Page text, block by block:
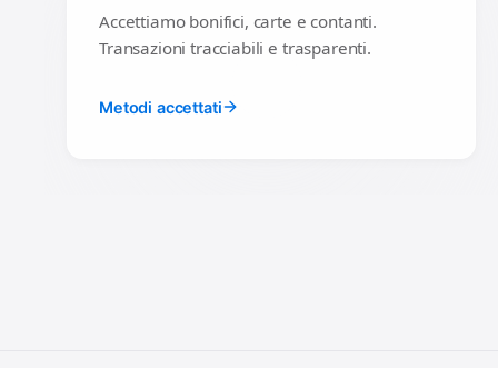
Accettiamo bonifici, carte e contanti.
Transazioni tracciabili e trasparenti.
Metodi accettati